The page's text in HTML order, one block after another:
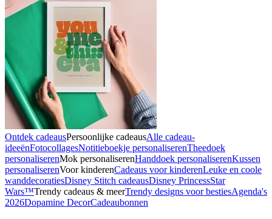
Ontdek cadeausPersoonlijke cadeausAlle cadeau-
ideeënFotocollagesNotitieboekje personaliserenTheedoek
personaliserenMok personaliserenHanddoek personaliserenKussen
personaliserenVoor kinderenCadeaus voor kinderenLeuke en coole
wanddecoratiesDisney Stitch cadeausDisney PrincessStar
Wars™Trendy cadeaus & meerTrendy designs voor bestiesAgenda's
2026Dopamine DecorCadeaubonnen